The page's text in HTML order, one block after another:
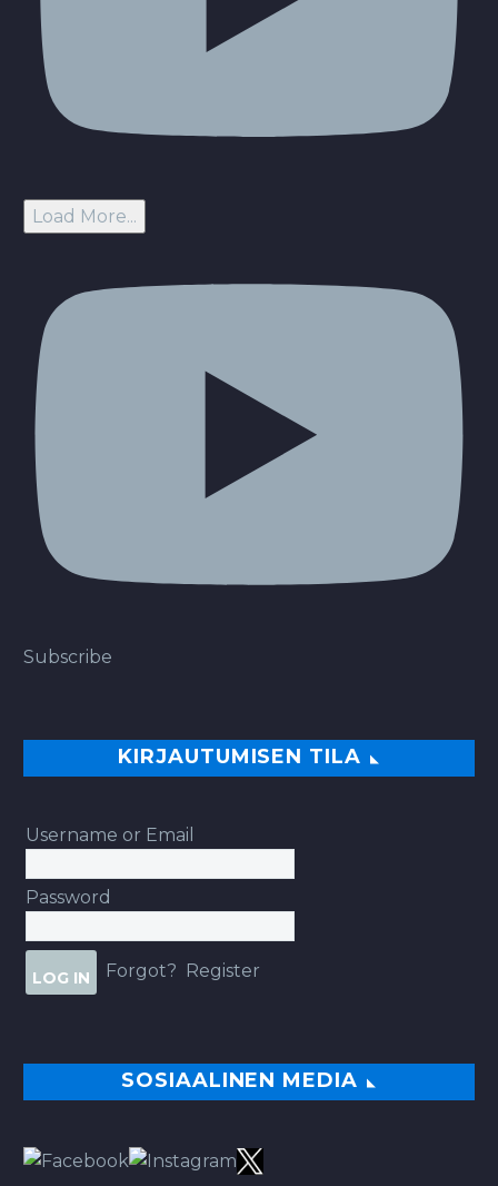
Load More...
Subscribe
KIRJAUTUMISEN TILA
Username or Email
Password
Forgot? Register
SOSIAALINEN MEDIA